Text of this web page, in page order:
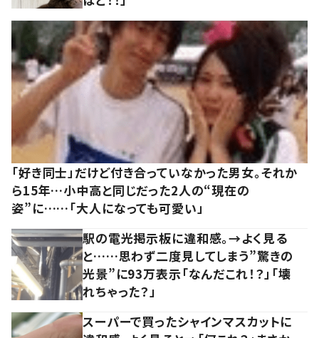
「好き同士」だけど付き合っていなかった男女。それか
ら15年…小中高と同じだった2人の“現在の
姿”に……「大人になっても可愛い」
駅の電光掲示板に違和感。→よく見る
と……思わず二度見してしまう”驚きの
光景”に93万表示「なんだこれ！？」「壊
れちゃった？」
スーパーで買ったシャインマスカットに